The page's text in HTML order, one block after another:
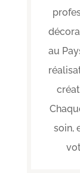
au
soin,